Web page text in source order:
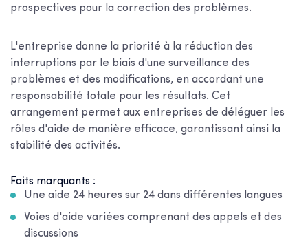
prospectives pour la correction des problèmes.
L'entreprise donne la priorité à la réduction des
interruptions par le biais d'une surveillance des
problèmes et des modifications, en accordant une
responsabilité totale pour les résultats. Cet
arrangement permet aux entreprises de déléguer les
rôles d'aide de manière efficace, garantissant ainsi la
stabilité des activités.
Faits marquants :
Une aide 24 heures sur 24 dans différentes langues
Voies d'aide variées comprenant des appels et des
discussions